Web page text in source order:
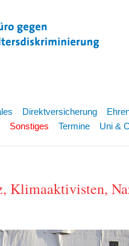
Direktversicherung
Sonstiges Termine Uni &
Klimaaktivisten,